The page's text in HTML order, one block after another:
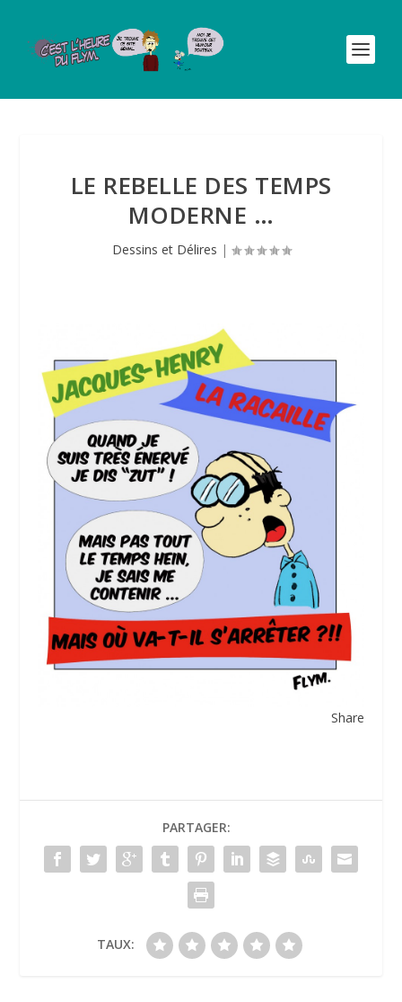
LE REBELLE DES TEMPS
MODERNE …
Dessins et Délires |
Share
PARTAGER:
TAUX: